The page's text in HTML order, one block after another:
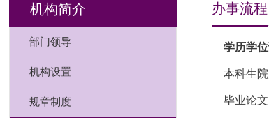
机构简介
部门领导
机构设置
规章制度
办事流程
学历学
本科生
毕业论